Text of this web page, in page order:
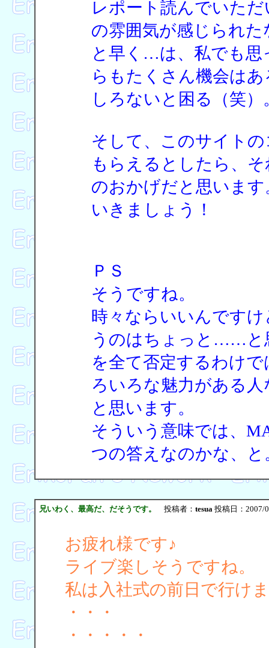
レポート読んでいた
の雰囲気が感じられ
と早く…は、私でも思
らもたくさん機会は
しろないと困る（笑）
そして、このサイト
もらえるとしたら、
のおかげだと思いま
いきましょう！
ＰＳ
そうですね。
時々ならいいんです
うのはちょっと……と
を全て否定するわけ
ろいろな魅力がある
と思います。
そういう意味では、
つの答えなのかな、と
兄いわく、最高だ、だそうです。 投稿者： tesua投稿日：2007/
お疲れ様です♪
ライブ楽しそうですね。
私は入社式の前日で行け
・・・
・・・・・